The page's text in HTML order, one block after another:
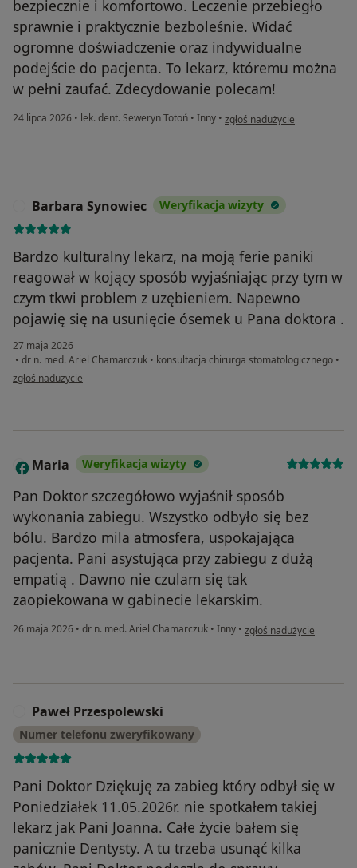
bezpiecznie i komfortowo. Leczenie przebiegło
sprawnie i praktycznie bezboleśnie. Widać
ogromne doświadczenie oraz indywidualne
podejście do pacjenta. To lekarz, któremu można
w pełni zaufać. Zdecydowanie polecam!
24 lipca 2026 • lek. dent. Seweryn Totoń • Inny • w opinii użytkownika Dorota
zgłoś nadużycie
Barbara Synowiec Weryfikacja wizyty
Bardzo kulturalny lekarz, na moją ferie paniki
reagował w kojący sposób wyjaśniając przy tym w
czym tkwi problem z uzębieniem. Napewno
pojawię się na usunięcie ósemek u Pana doktora .
27 maja 2026
• dr n. med. Ariel Chamarczuk • konsultacja chirurga stomatologicznego •
w opinii użytkownika Barbara Synowiec
zgłoś nadużycie
M Maria Weryfikacja wizyty
Pan Doktor szczegółowo wyjaśnił sposób
wykonania zabiegu. Wszystko odbyło się bez
bólu. Bardzo mila atmosfera, uspokajająca
pacjenta. Pani asystująca przy zabiegu z dużą
empatią . Dawno nie czulam się tak
zaopiekowana w gabinecie lekarskim.
26 maja 2026 • dr n. med. Ariel Chamarczuk • Inny • w opinii użytkownika
zgłoś nadużycie
Paweł Przespolewski
Numer telefonu zweryfikowany
Pani Doktor Dziękuję za zabieg który odbył się w
Poniedziałek 11.05.2026r. nie spotkałem takiej
lekarz jak Pani Joanna. Całe życie bałem się
panicznie Dentysty. A tu trzeba usunąć kilka